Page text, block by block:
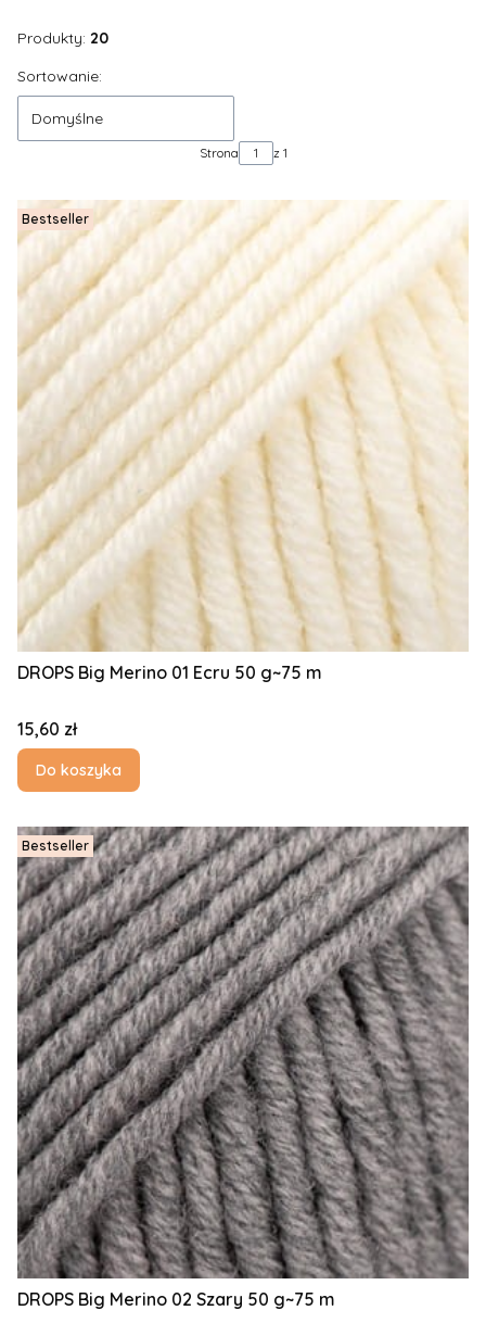
Produkty: 20
Lista produktów
Sortowanie:
Domyślne
Strona z 1
Bestseller
DROPS Big Merino 01 Ecru 50 g~75 m
Cena
15,60 zł
Do koszyka
Bestseller
DROPS Big Merino 02 Szary 50 g~75 m